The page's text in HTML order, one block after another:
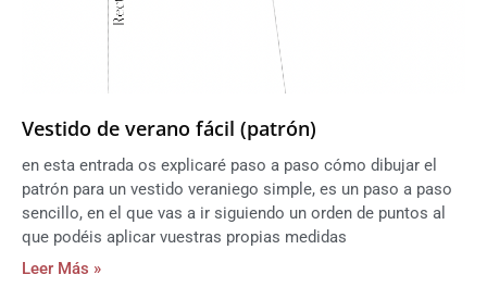
Vestido de verano fácil (patrón)
en esta entrada os explicaré paso a paso cómo dibujar el
patrón para un vestido veraniego simple, es un paso a paso
sencillo, en el que vas a ir siguiendo un orden de puntos al
que podéis aplicar vuestras propias medidas
Leer Más »